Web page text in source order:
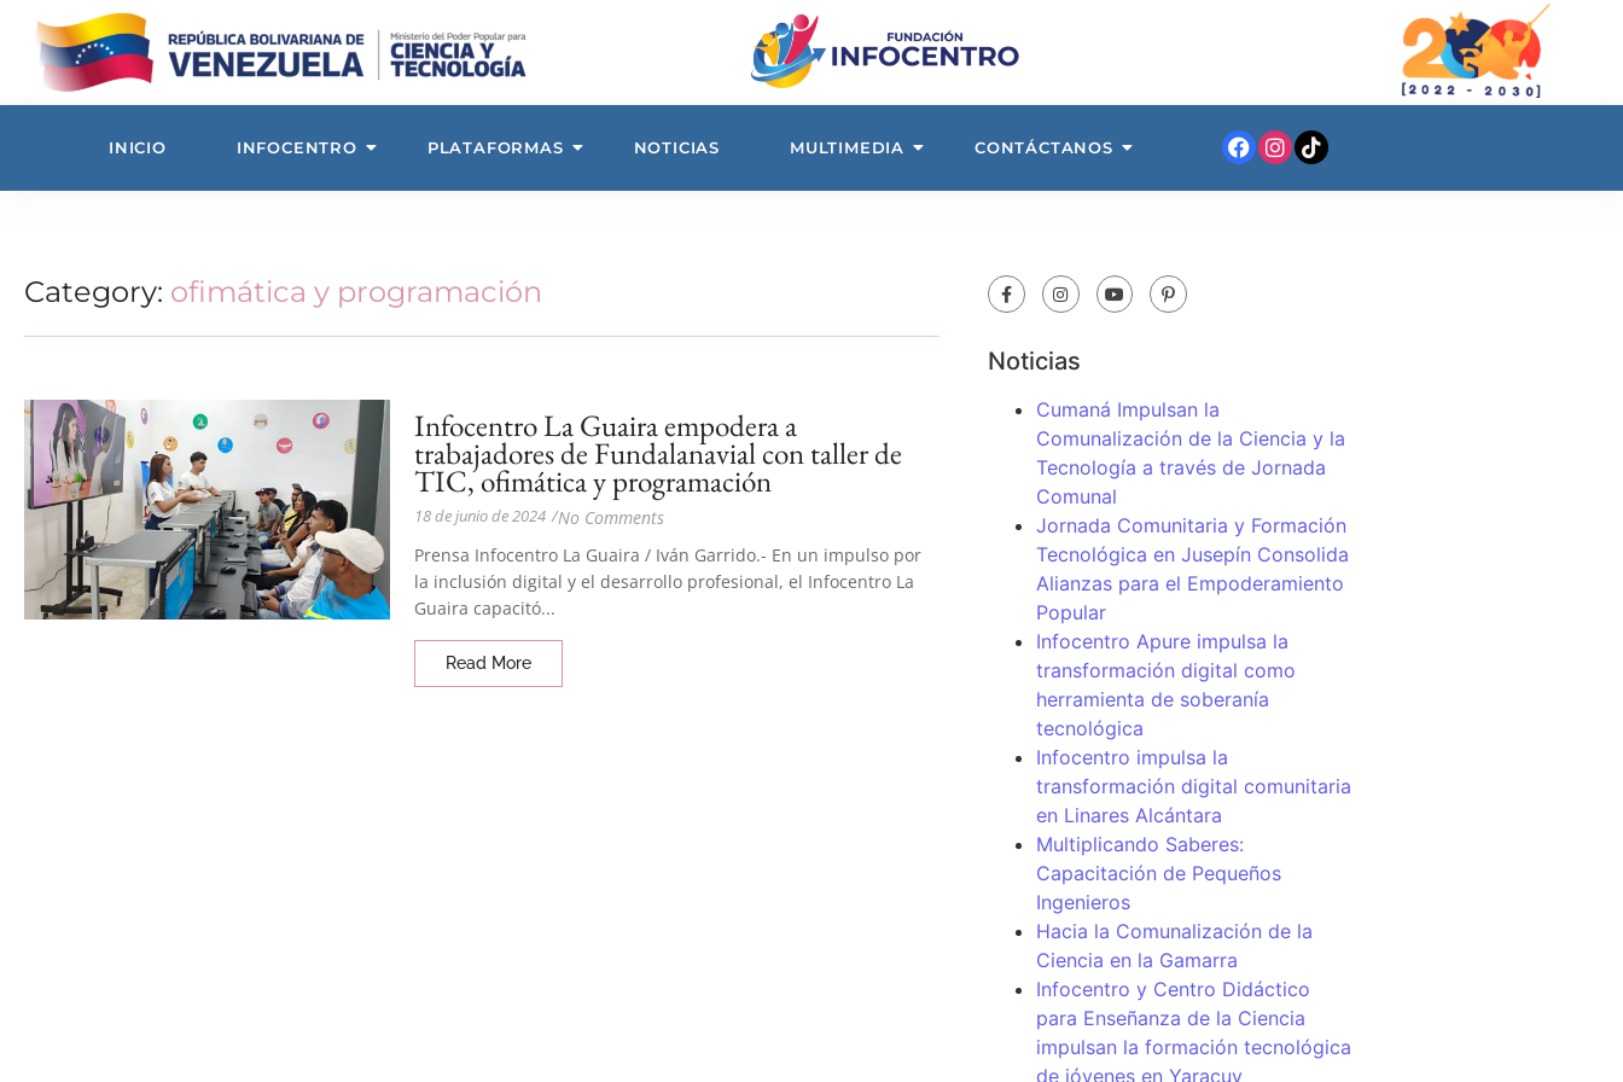
INICIO INFOCENTRO PLATAFORMAS NOTICIAS MULTIMEDIA CONTÁCTANOS
Category: ofimática y programación
Infocentro La Guaira empodera a
trabajadores de Fundalanavial con taller de
TIC, ofimática y programación
18 de junio de 2024 /No Comments
Prensa Infocentro La Guaira / Iván Garrido.- En un impulso por
la inclusión digital y el desarrollo profesional, el Infocentro La
Guaira capacitó...
Read More
Noticias
Cumaná Impulsan la
Comunalización de la Ciencia y la
Tecnología a través de Jornada
Comunal
Jornada Comunitaria y Formación
Tecnológica en Jusepín Consolida
Alianzas para el Empoderamiento
Popular
Infocentro Apure impulsa la
transformación digital como
herramienta de soberanía
tecnológica
Infocentro impulsa la
transformación digital comunitaria
en Linares Alcántara
Multiplicando Saberes:
Capacitación de Pequeños
Ingenieros
Hacia la Comunalización de la
Ciencia en la Gamarra
Infocentro y Centro Didáctico
para Enseñanza de la Ciencia
impulsan la formación tecnológica
de jóvenes en Yaracuy